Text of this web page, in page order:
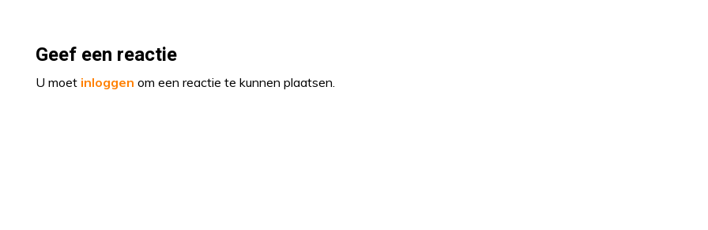
Geef een reactie
U moet inloggen om een reactie te kunnen plaatsen.